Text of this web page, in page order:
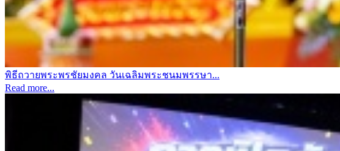
พิธีถวายพระพรชัยมงคล วันเฉลิมพระชนมพรรษา...
Read more...